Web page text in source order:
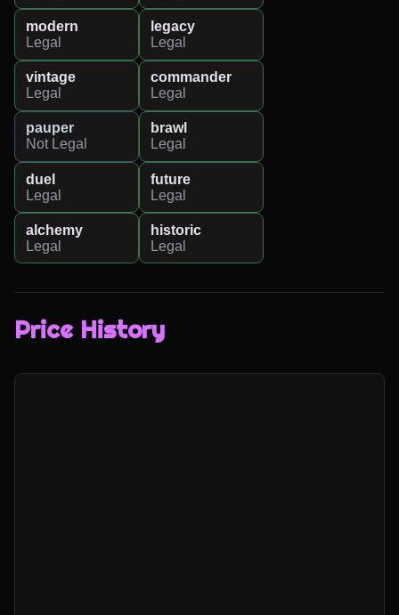
modern
Legal
legacy
Legal
vintage
Legal
commander
Legal
pauper
Not Legal
brawl
Legal
duel
Legal
future
Legal
alchemy
Legal
historic
Legal
Price History